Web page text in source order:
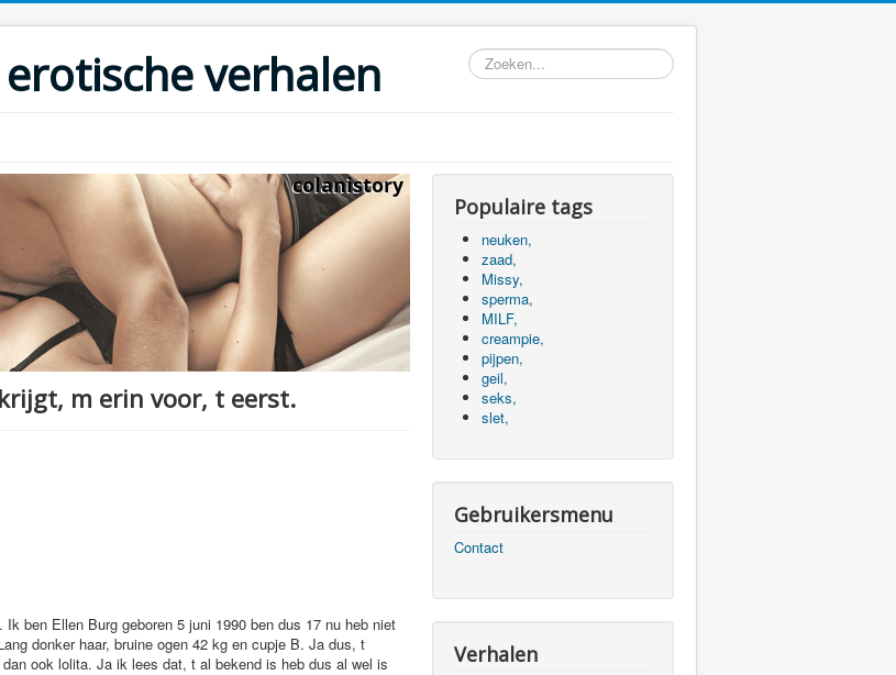
verhalen Zoeken...
m erin voor, t eerst.
m toe en betaste m, n cupje B, mmm ik houd van kleine geile tietjes fluisterde hij in m, n oor. En angela, s pa kneep me in m, n kont mmm lekker strak kontje, ben je al een beetje geil? vroeg hij. Angela liet de harde dikke vlees lul uit haar mond glijden en ging naast de anderen staan, ze stonden te kijken hoe ik betast werd, ik zag dat bij haar, t geil alweer langs de dijen afliep ze zou best een flinke beurt willen maar ze hebben andere plannen merkte ik gauw genoeg. Terwijl de buurman me overal betaste, keek ik naar de dikke grote vlees lul die langzaam nog verder omhoog schokte en nog dikker werd grote aderen liepen eroverheen, hij pakte mijn hand en drukte die om de paal, mijn hand was te klein om, m te omvatten. Wel eens zo een pik diep in je lichaam gehad? Vroeg hij opeens. IK HE HUH? Birgitte riep, nee ze heeft d, r vliesje nog. En tanja zei, waarom stoot u die vlees lul niet bij haar in d, r lichaam. De buurman was aan m, n klitje aan frunniken wat een geil gevoel in m, n onderlchaam was, t zijn natuurlijk ervaren mannen Veel ervaring met neuken van meisjes zoals wij en die dikke vleespaal had al heel wat vliesjes open geboort. De meiden riepen opeens, daag Ellen wij gaan verder met zingen en ze liepen weg, geniet maar zei maaike, neuk haar maar goed pa, en weg waren ze. Ik trok wel wat wit weg, ik alleen met 2 van die grote mannen met me 1.58 moest ikwel omhoog kijken. Ik had m, n hand nog steeds om die paal en liet, m maar gauw los de buurman had ook zijn pik er al uit die was een stuk dunner maar weer langer, ze voelden allebei overal aan mij, aan m, n dijen m, n kont m, n tietjes en porden wat vingers rond in m, n mond. De buurman ging op een kist staan en zijn pik hing voor mijn mond, en de vader van klikte mijn handen op de rug, stalen boeien. De pik drukte tussen mijn lipjes door m, n mond in en de andere hield m, n mond goed open door links en rechts ereen vinger in te haken. Nu werd ik ruig en diep in mijn mond geneukt de lange slanke pik penetreerde mijn keel in en de kloten kletste tegen m, n kin. Uithoudings vermogen had ie wel want ik werd 10 minuten goed diep in me mond genomen toen ie kreunend klaar kwam mmmmmm aagggg, geil sletje mmm, neuk teefje kermde hij en een flinke lading lauw slijmerig neukvet drong diep mijn keel in, en snel haalde hij, m uit m, n keel zodat ik weer wat lucht kreeg en spoot de rest in mijn gezicht, t droop op m, n tietjes. Zo lekker he?? zei de dikke geaderde vlees lul. Je bent ook een lekker neuk teefje, mooi lichaam, pikken hard makend haha zeiden ze. Ik heb zin om jou open te boren zei de dikke vlees tamp opeens m, n handen waren weer los. Ik werd over een tafel heen gedrukt, de vlees lul had zijn broek op de enkels en ging achter mij staan, zijn handen zochten m, n tietjes en hij kneep er goed in als houvast, er was wat glijmiddel op me kutje gesmeerd, en ik voelde de vlees lul tegen me poesje, langs mijn strakke lipjes glijden. De dikke vlees tamp zocht positie op de snee en langzaam duwde hij, ik voelde me gelijk giga oprekken terwijl, t ding pas een cm of 2 erin zat, ik hapte naar adem en a au aa. Langzaam drukte hij iets verder en begon neukbewegingen te maken, t ding gleed er bijna uit en schoof 5cm erin eruit erin eruit zo een hele tijd. Au a au, ik hapte naar adem, t deed zeer maar, hij deed, t voorzichtig, ik wist wel nu dat, t ergste nog moest komen want dat ding zou erwel helemaal inwillen. Hij stote nu wat sneller en de buurman wreef over m, n klitje terwijl ie zich aftrok en de pik weer hard had. De dikke vlees pik schoof nu een centimeter of 10 naar binnen, m, n kut gloeide, door dat gewroet aan me klitje kreeg ik een mega gevoel. Op, t moment dat ik een giga orgasme voor, t eerst kreeg en me kut knijpte om de pik mmm lekkeerrrr stote hij opeens helemaal diep naar binnen, de buurman liet me klit met rust en drukte zijn pik in me mond. Een felle pijn scheut toen me vliesje aan flarden werd geneukt, de tranen sprongen me in de ogen van de pijn dat die grote dikke geaderde vlees pik tot aan de ballen erin zat. Ik slaakte een gesmoordekreet meer kon niet want daar zat een pik in de weg, me kut kneep nog steeds, ik was aan, t klaarkomen en pijn en lust wisselde elkaar af, , t orgasma golfde en raasde door mijn lichaam. Nu wist ik waar die geile angela, t steeds over had, dat ze dagelijks pik diep in haar lichaam wilde. Maar, t neuken ging gewoon door, en opnieuw raasde er een orgasme door m, n kut en kreeg ik een 2e kwak sperma in de mond wat ik wel door moest slikken omdat de pik diep in me mond bleef zitten. Mega kwam ik klaar en de vleeslul verhoogde, t tempo en penetreerde zo diep mogelijk, t tempo ging nog verder omhoog, weer golfde een orgasme door m, n lichaam. Ik voelde dat de tamp enorm opzwol me nog verder oprekte, en ik voelde de golven door de tamp komen en hard en diep in me kut spuiten, aaaaaaaaaaaaaaaahggh geil ding aaahhh lekkeer strak schreeuwde hij, hij pompte een flinke hoeveelheid me kut in tegen m, n baarmoeder spuite, de visje
Populaire tags
neuken,
zaad,
Missy,
sperma,
MILF,
creampie,
pijpen,
geil,
seks,
slet,
Gebruikersmenu
Contact
Verhalen